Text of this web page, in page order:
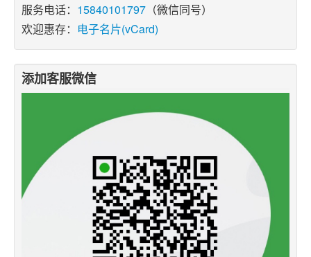
服务电话： 15840101797 （微信同号）
欢迎惠存： 电子名片(vCard)
添加客服微信